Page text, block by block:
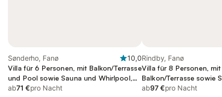
Sønderho, Fanø
10,0
Villa für 6 Personen, mit Balkon/Terrasse
und Pool sowie Sauna und Whirlpool,
mit Haustier
ab71 €pro Nacht
Rindby, Fanø
Villa für 8 Personen,
Balkon/Terrasse sowie
Haustier
ab97 €pro Nacht